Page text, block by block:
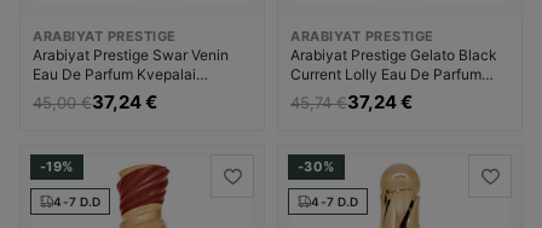
ARABIYAT PRESTIGE
Arabiyat Prestige Swar Venin
Eau De Parfum Kvepalai
Moterims
45,00 €37,24 €
ARABIYAT PRESTIGE
Arabiyat Prestige Gelato Black
Current Lolly Eau De Parfum
Kvepalai Moterims
45,74 €37,24 €
-19%
4-7 D.D
-30%
4-7 D.D